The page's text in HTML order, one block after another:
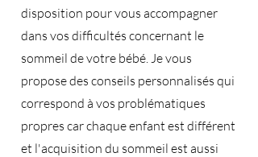
disposition pour vous accompagner
dans vos difficultés concernant le
sommeil de votre bébé. Je vous
propose des conseils personnalisés qui
correspond à vos problématiques
propres car chaque enfant est différent
et l'acquisition du sommeil est aussi